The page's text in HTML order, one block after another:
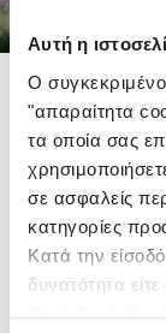
Αυτή η
Ο
"απαραίτητα
τα οποία σας
σε ασφαλείς
κατηγορίες
Κατά την
δυνατότητα
Ενθαρρύνοντας
καινοτομία,
Βέλτιστες